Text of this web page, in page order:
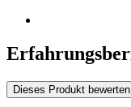
Dieses Produkt bewerten